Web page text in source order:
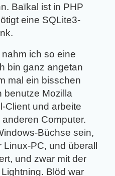
Baïkal ist in PHP
eine SQLite3-
ich so eine
bin ganz angetan
mal ein bisschen
benutze Mozilla
Client und arbeite
Computer.
Büchse sein,
PC, und überall
und zwar mit der
Blöd war